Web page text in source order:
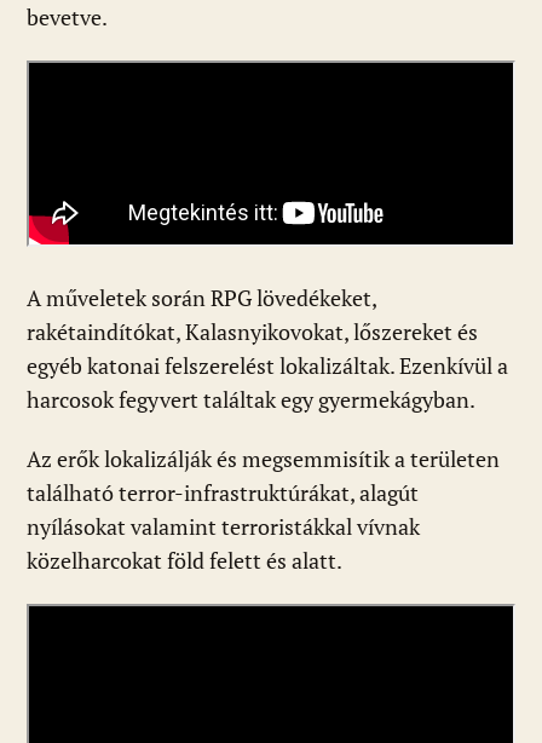
k
bevetve.
A műveletek során RPG lövedékeket,
rakétaindítókat, Kalasnyikovokat, lőszereket és
egyéb katonai felszerelést lokalizáltak. Ezenkívül a
harcosok fegyvert találtak egy gyermekágyban.
Az erők lokalizálják és megsemmisítik a területen
található terror-infrastruktúrákat, alagút
nyílásokat valamint terroristákkal vívnak
közelharcokat föld felett és alatt.